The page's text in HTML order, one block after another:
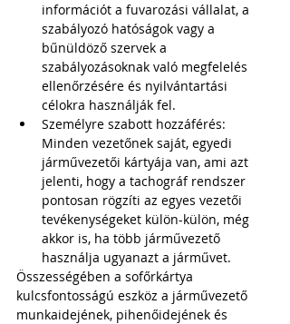
információt a fuvarozási vállalat, a
szabályozó hatóságok vagy a
bűnüldöző szervek a
szabályozásoknak való megfelelés
ellenőrzésére és nyilvántartási
célokra használják fel.
Személyre szabott hozzáférés:
Minden vezetőnek saját, egyedi
járművezetői kártyája van, ami azt
jelenti, hogy a tachográf rendszer
pontosan rögzíti az egyes vezetői
tevékenységeket külön-külön, még
akkor is, ha több járművezető
használja ugyanazt a járművet.
Összességében a sofőrkártya
kulcsfontosságú eszköz a járművezető
munkaidejének, pihenőidejének és